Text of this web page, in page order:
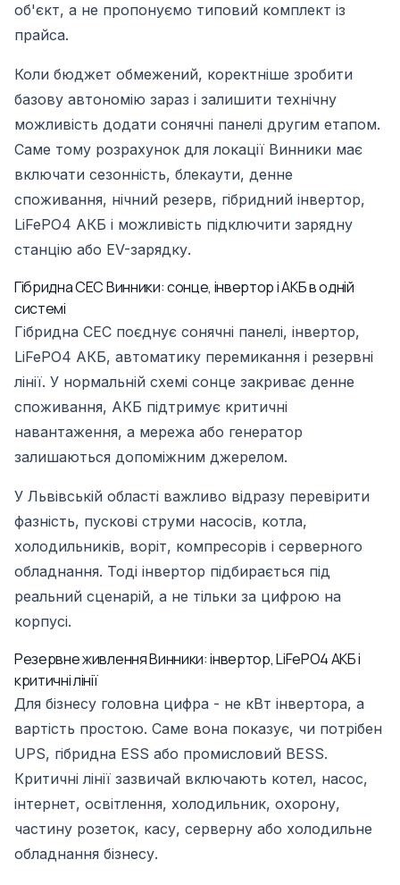
об'єкт, а не пропонуємо типовий комплект із
прайса.
Коли бюджет обмежений, коректніше зробити
базову автономію зараз і залишити технічну
можливість додати сонячні панелі другим етапом.
Саме тому розрахунок для локації Винники має
включати сезонність, блекаути, денне
споживання, нічний резерв, гібридний інвертор,
LiFePO4 АКБ і можливість підключити зарядну
станцію або EV-зарядку.
Гібридна СЕС Винники: сонце, інвертор і АКБ в одній
системі
Гібридна СЕС поєднує сонячні панелі, інвертор,
LiFePO4 АКБ, автоматику перемикання і резервні
лінії. У нормальній схемі сонце закриває денне
споживання, АКБ підтримує критичні
навантаження, а мережа або генератор
залишаються допоміжним джерелом.
У Львівській області важливо відразу перевірити
фазність, пускові струми насосів, котла,
холодильників, воріт, компресорів і серверного
обладнання. Тоді інвертор підбирається під
реальний сценарій, а не тільки за цифрою на
корпусі.
Резервне живлення Винники: інвертор, LiFePO4 АКБ і
критичні лінії
Для бізнесу головна цифра - не кВт інвертора, а
вартість простою. Саме вона показує, чи потрібен
UPS, гібридна ESS або промисловий BESS.
Критичні лінії зазвичай включають котел, насос,
інтернет, освітлення, холодильник, охорону,
частину розеток, касу, серверну або холодильне
обладнання бізнесу.